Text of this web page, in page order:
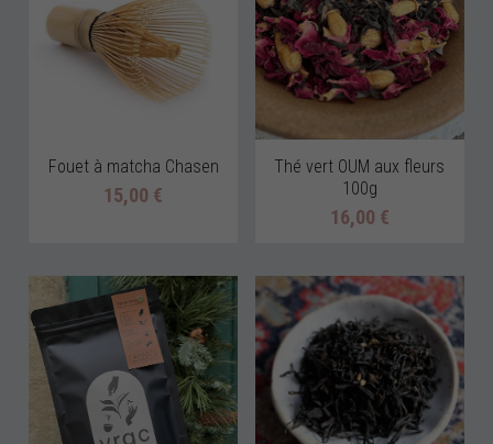
Fouet à matcha Chasen
15,00 €
Thé vert OUM aux fleurs
100g
16,00 €